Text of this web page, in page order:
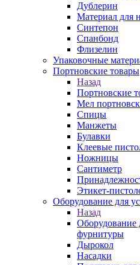
Дублерин
Материал для
Синтепон
Спанбонд
Флизелин
Упаковочные
Портновские товары
Назад
Портновские
Мел
Спицы
Манжеты
Булавки
Клеевые
Ножницы
Сантиметр
Этикет-
Оборудование для
Назад
Оборудование
фурнитуры
Дырокол
Насадки